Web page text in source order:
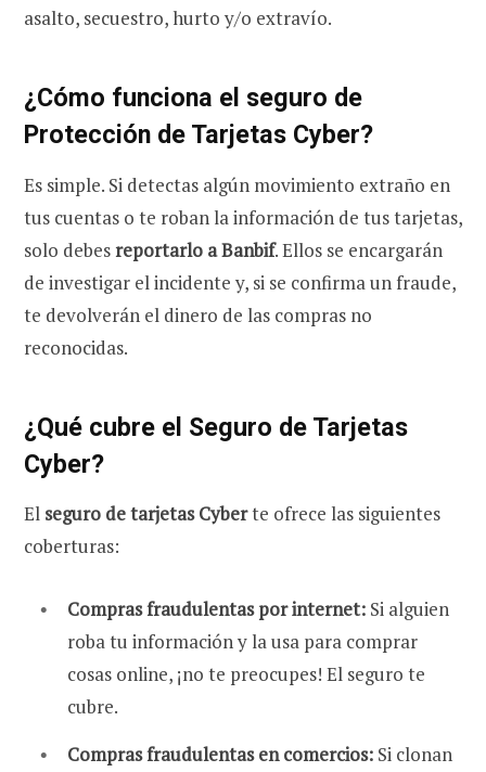
asalto, secuestro, hurto y/o extravío.
¿Cómo funciona el seguro de
Protección de Tarjetas Cyber?
Es simple. Si detectas algún movimiento extraño en
tus cuentas o te roban la información de tus tarjetas,
solo debes reportarlo a Banbif. Ellos se encargarán
de investigar el incidente y, si se confirma un fraude,
te devolverán el dinero de las compras no
reconocidas.
¿Qué cubre el Seguro de Tarjetas
Cyber?
El seguro de tarjetas Cyberte ofrece las siguientes
coberturas:
Compras fraudulentas por internet: Si alguien
roba tu información y la usa para comprar
cosas online, ¡no te preocupes! El seguro te
cubre.
Compras fraudulentas en comercios: Si clonan